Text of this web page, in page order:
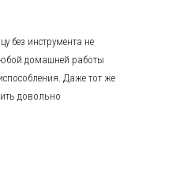
без инструмента не
домашней работы
Даже тот же
довольно